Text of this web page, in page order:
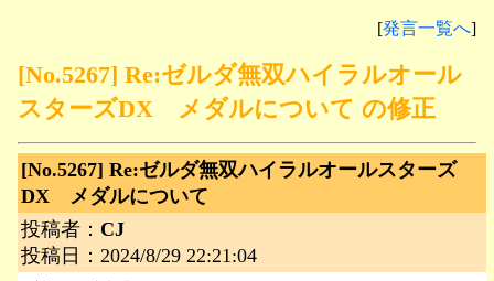
[発言一覧へ]
[No.5267] Re:ゼルダ無双ハイラルオール
スターズDX メダルについて の修正
[No.5267] Re:ゼルダ無双ハイラルオールスターズ
DX メダルについて
投稿者： CJ
投稿日：2024/8/29 22:21:04